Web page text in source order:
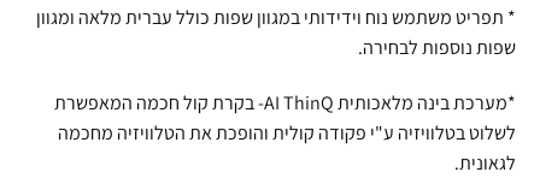
* תפריט משתמש נוח וידידותי במגוון שפות כולל עברית מלאה ומגוון
שפות נוספות לבחירה.
*מערכת בינה מלאכותית AI ThinQ- בקרת קול חכמה המאפשרת
לשלוט בטלוויזיה ע"י פקודה קולית והופכת את הטלוויזיה מחכמה
לגאונית.